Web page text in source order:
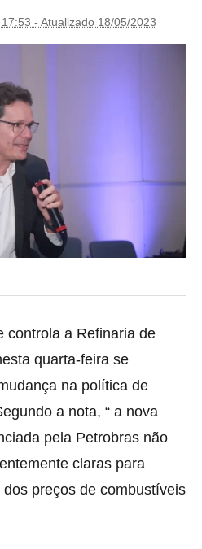
- Atualizado 18/05/2023
controla a Refinaria de
quarta-feira se
na política de
a nota, “ a nova
pela Petrobras não
claras para
preços de combustíveis